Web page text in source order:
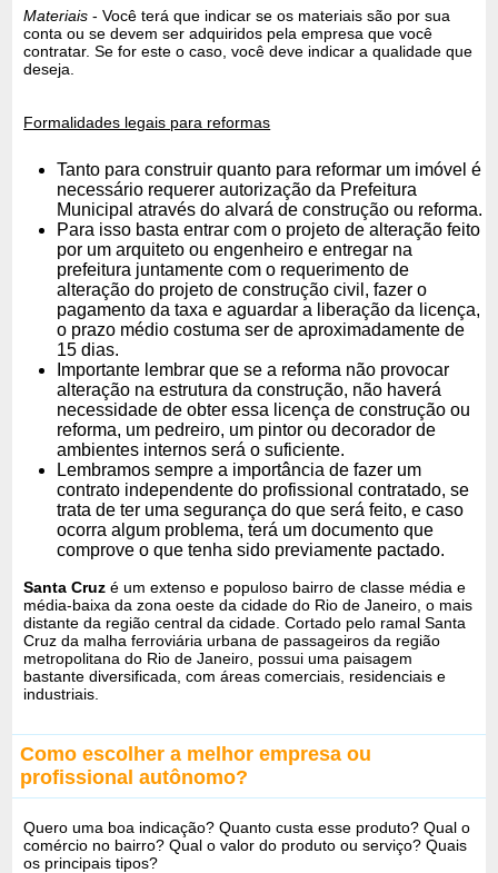
Materiais - Você terá que indicar se os materiais são por sua
conta ou se devem ser adquiridos pela empresa que você
contratar. Se for este o caso, você deve indicar a qualidade que
deseja.
Formalidades legais para reformas
Tanto para construir quanto para reformar um imóvel é
necessário requerer autorização da Prefeitura
Municipal através do alvará de construção ou reforma.
Para isso basta entrar com o projeto de alteração feito
por um arquiteto ou engenheiro e entregar na
prefeitura juntamente com o requerimento de
alteração do projeto de construção civil, fazer o
pagamento da taxa e aguardar a liberação da licença,
o prazo médio costuma ser de aproximadamente de
15 dias.
Importante lembrar que se a reforma não provocar
alteração na estrutura da construção, não haverá
necessidade de obter essa licença de construção ou
reforma, um pedreiro, um pintor ou decorador de
ambientes internos será o suficiente.
Lembramos sempre a importância de fazer um
contrato independente do profissional contratado, se
trata de ter uma segurança do que será feito, e caso
ocorra algum problema, terá um documento que
comprove o que tenha sido previamente pactado.
Santa Cruz é um extenso e populoso bairro de classe média e
média-baixa da zona oeste da cidade do Rio de Janeiro, o mais
distante da região central da cidade. Cortado pelo ramal Santa
Cruz da malha ferroviária urbana de passageiros da região
metropolitana do Rio de Janeiro, possui uma paisagem
bastante diversificada, com áreas comerciais, residenciais e
industriais.
Como escolher a melhor empresa ou
profissional autônomo?
Quero uma boa indicação? Quanto custa esse produto? Qual o
comércio no bairro? Qual o valor do produto ou serviço? Quais
os principais tipos?